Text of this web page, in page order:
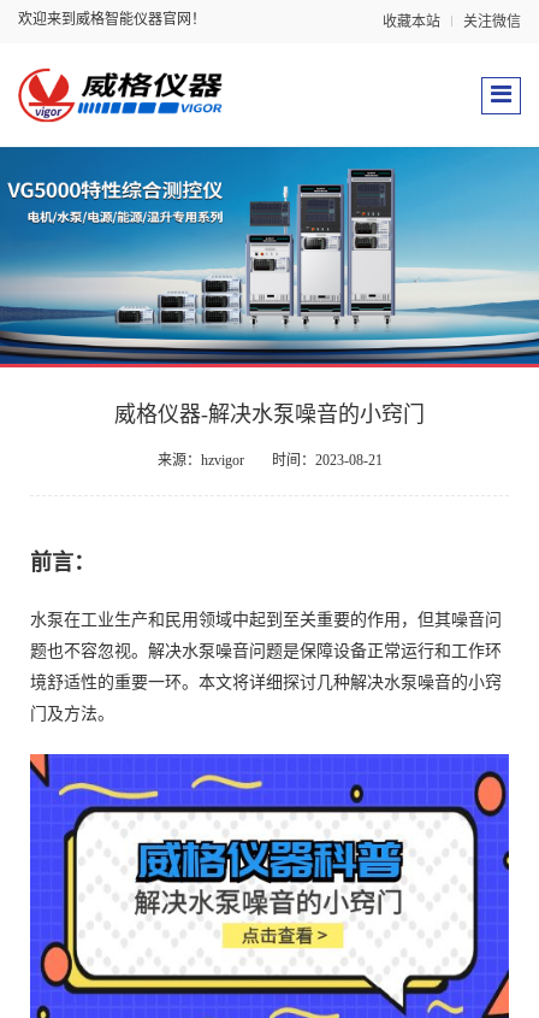
欢迎来到威格智能仪器官网！ 收藏本站 关注微信
威格仪器-解决水泵噪音的小窍门
来源：hzvigor 时间：2023-08-21
前言：
水泵在工业生产和民用领域中起到至关重要的作用，但其噪音问
题也不容忽视。解决水泵噪音问题是保障设备正常运行和工作环
境舒适性的重要一环。本文将详细探讨几种解决水泵噪音的小窍
门及方法。